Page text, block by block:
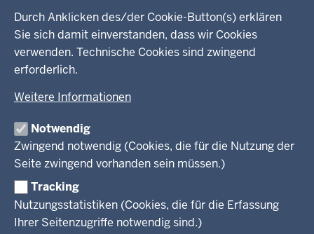
Durch Anklicken des/der Cookie-Button(s) erklären
Sie sich damit einverstanden, dass wir Cookies
verwenden. Technische Cookies sind zwingend
erforderlich.
Weitere Informationen
Notwendig
Zwingend notwendig (Cookies, die für die Nutzung der
Seite zwingend vorhanden sein müssen.)
Tracking
Nutzungsstatistiken (Cookies, die für die Erfassung
Ihrer Seitenzugriffe notwendig sind.)
Kreis Lippe
Kreis Paderborn
Kreis Minden-Lübbecke
Kreis Gütersloh
Kreis Höxter